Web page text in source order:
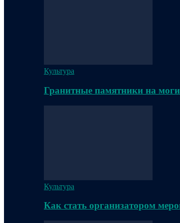
Культура
Гранитные памятники на
Культура
Как стать организатором